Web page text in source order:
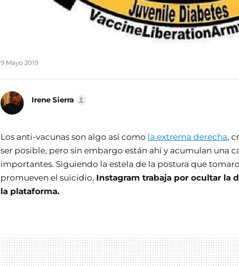
9 Mayo 2019
Irene Sierra
Los anti-vacunas son algo así como la extrema derecha,
ser posible, pero sin embargo están ahí y acumulan una
importantes. Siguiendo la estela de la postura que
promueven el suicidio, Instagram trabaja por ocultar la
la plataforma.